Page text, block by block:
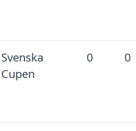
Svenska
Cupen
0 0